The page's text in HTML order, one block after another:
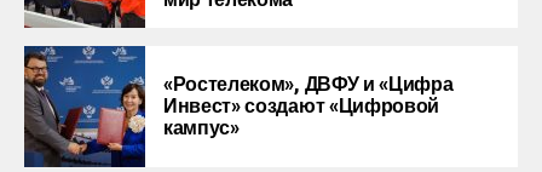
«Ростелеком», ДВФУ и «Цифра
Инвест» создают «Цифровой
кампус»